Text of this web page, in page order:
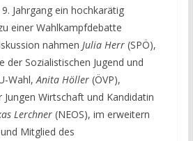
Jahrgang ein hochkarätig
einer Wahlkampfdebatte
nahmen Julia Herr(SPÖ),
der Sozialistischen Jugend und
Wahl, Anita Höller(ÖVP),
Wirtschaft und Kandidatin
Lerchner(NEOS), im erweitern
Mitglied des